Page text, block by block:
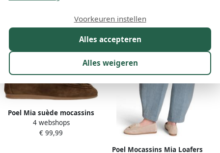
Poel Mia suède mocassins
donkerbruin
4 webshops
€ 99,99
Poel Mocassins Mia Loafers
Alles accepteren
Alles weigeren
Voorkeuren instellen